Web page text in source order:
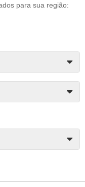
para sua região: